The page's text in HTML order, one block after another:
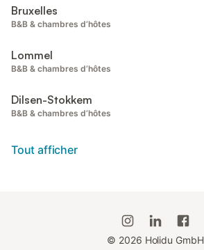
Bruxelles
B&B & chambres d’hôtes
Lommel
B&B & chambres d’hôtes
Dilsen-Stokkem
B&B & chambres d’hôtes
Tout afficher
© 2026 Holidu GmbH